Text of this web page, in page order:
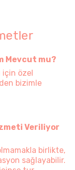
Mevcut mu?
için özel
bizimle
Veriliyor
birlikte,
sağlayabilir.